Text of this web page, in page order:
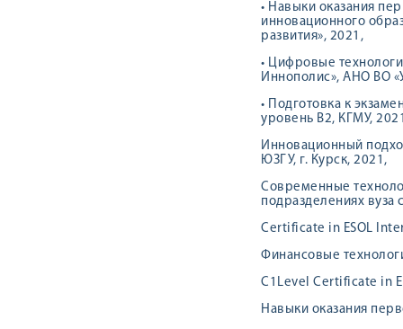
• Навыки оказания
инновационного
развития», 2021,
• Цифровые
Иннополис», АНО ВО
• Подготовка к
уровень B2, КГМУ,
Инновационный
ЮЗГУ, г. Курск, 2021,
Современные
подразделениях
Certificate in ESOL
Финансовые
C1Level Certificate in
Навыки оказания